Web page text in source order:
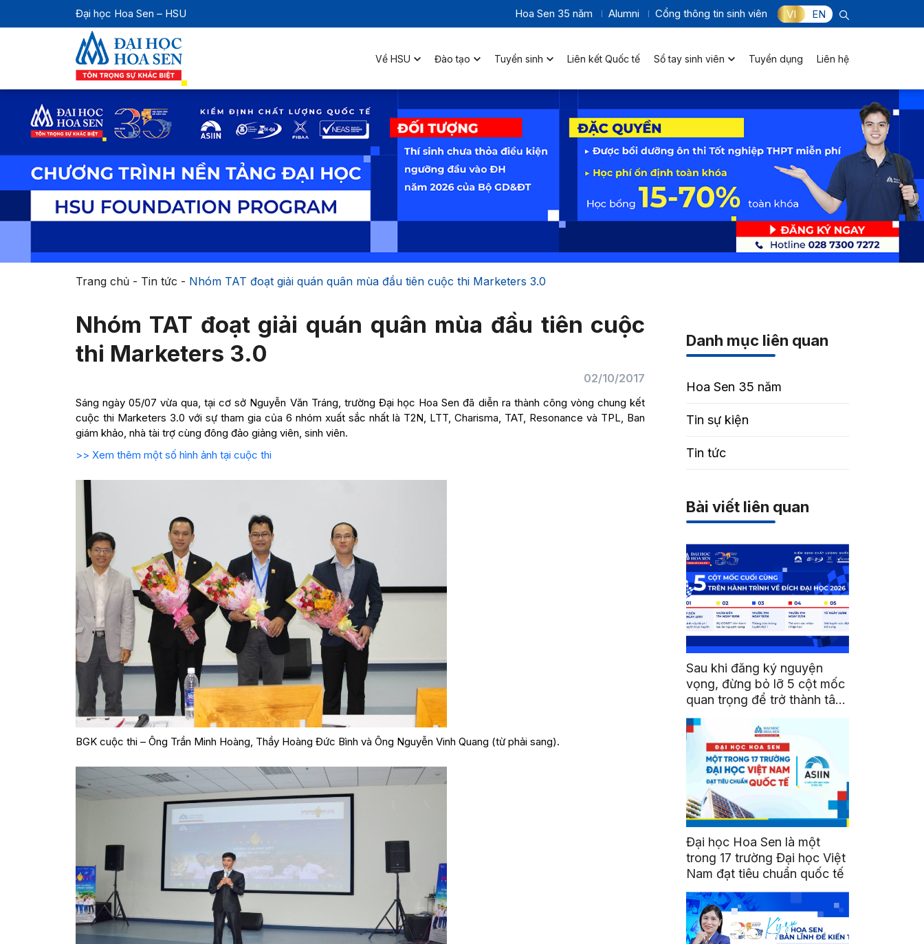
Đại học Hoa Sen – HSU Hoa Sen 35 năm Alumni Cổng thông tin sinh viên VI EN
Về HSU Đào tạo Tuyển sinh Liên kết Quốc tế Sổ tay sinh viên Tuyển dụng Liên hệ
Trang chủ- Tin tức - Nhóm TAT đoạt giải quán quân mùa đầu tiên cuộc thi Marketers 3.0
Nhóm TAT đoạt giải quán quân mùa đầu tiên cuộc
thi Marketers 3.0
02/10/2017
Sáng ngày 05/07 vừa qua, tại cơ sở Nguyễn Văn Tráng, trường Đại học Hoa Sen đã diễn ra thành công vòng chung kết
cuộc thi Marketers 3.0 với sự tham gia của 6 nhóm xuất sắc nhất là T2N, LTT, Charisma, TAT, Resonance và TPL, Ban
giám khảo, nhà tài trợ cùng đông đảo giảng viên, sinh viên.
>> Xem thêm một số hình ảnh tại cuộc thi
BGK cuộc thi – Ông Trần Minh Hoàng, Thầy Hoàng Đức Bình và Ông Nguyễn Vinh Quang (từ phải sang).
Danh mục liên quan
Hoa Sen 35 năm
Tin sự kiện
Tin tức
Bài viết liên quan
Sau khi đăng ký nguyện
vọng, đừng bỏ lỡ 5 cột mốc
quan trọng để trở thành tân
sinh viên HSU
Đại học Hoa Sen là một
trong 17 trường Đại học Việt
Nam đạt tiêu chuẩn quốc tế